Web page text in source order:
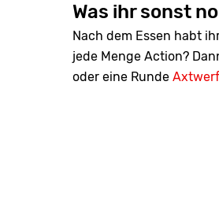
Was ihr sonst
Nach dem Essen habt
jede Menge Action?
oder eine Runde